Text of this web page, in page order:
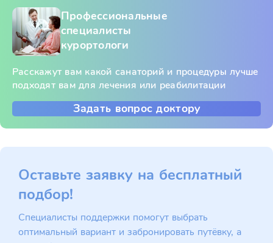
Профессиональные
специалисты
курортологи
Расскажут вам какой санаторий и процедуры лучше
подходят вам для лечения или реабилитации
Задать вопрос доктору
Оставьте заявку на бесплатный
подбор!
Специалисты поддержки помогут выбрать
оптимальный вариант и забронировать путёвку, а